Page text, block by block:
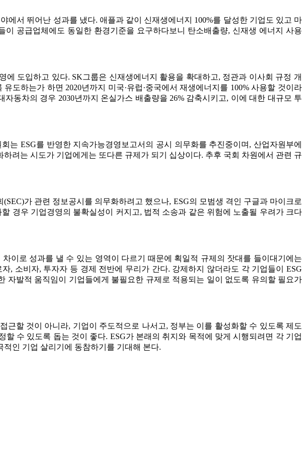
서 뛰어난 성과를 냈다. 애플과 같이 신재생에너지 100%를 달성한 기업도 있고 마
공급업체에도 동일한 환경기준을 요구하다보니 탄소배출량, 신재생 에너지 사용
도입하고 있다. SK그룹은 신재생에너지 활용을 확대하고, 정관과 이사회 규정 개
도하는가 하면 2020년까지 미국·유럽·중국에서 재생에너지를 100% 사용할 것이라
동차의 경우 2030년까지 온실가스 배출량을 26% 감축시키고, 이에 대한 대규모 투
ESG를 반영한 지속가능경영보고서의 공시 의무화를 추진중이며, 산업자원부에
려는 시도가 기업에게는 또다른 규제가 되기 십상이다. 추후 국회 차원에서 관련 규
가 관련 정보공시를 의무화하려고 했으나, ESG의 모범생 격인 구글과 마이크로
경우 기업경영의 불확실성이 커지고, 법적 소송과 같은 위험에 노출될 우려가 크다
이로 성과를 낼 수 있는 영역이 다르기 때문에 획일적 규제의 잣대를 들이대기에는
, 소비자, 투자자 등 경제 전반에 무리가 간다. 강제하지 않더라도 각 기업들이 ESG
발적 움직임이 기업들에게 불필요한 규제로 적용되는 일이 없도록 유의할 필요가
할 것이 아니라, 기업이 주도적으로 나서고, 정부는 이를 활성화할 수 있도록 제도
수 있도록 돕는 것이 좋다. ESG가 본래의 취지와 목적에 맞게 시행되려면 각 기업
인 기업 살리기에 동참하기를 기대해 본다.